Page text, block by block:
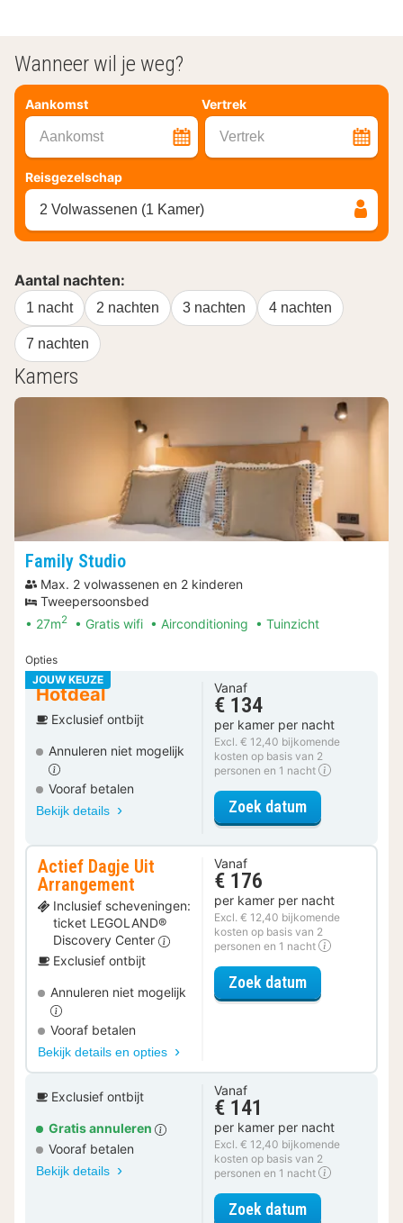
Wanneer wil je weg?
Aankomst Vertrek
Aankomst Vertrek
Reisgezelschap
2 Volwassenen (1 Kamer)
Aantal nachten:
1 nacht 2 nachten 3 nachten 4 nachten
7 nachten
Kamers
Family Studio
Max. 2 volwassenen en 2 kinderen
Tweepersoonsbed
27m2 Gratis wifi Airconditioning Tuinzicht
Opties
JOUW KEUZE
Hotdeal
Exclusief ontbijt
Annuleren niet mogelijk
Vooraf betalen
Bekijk details
Vanaf
€ 134
per kamer per nacht
Excl. € 12,40 bijkomende
kosten op basis van 2
personen en 1 nacht
Zoek datumvoor Family
Actief Dagje Uit
Arrangement
Inclusief scheveningen:
ticket LEGOLAND®
Discovery Center
Exclusief ontbijt
Annuleren niet mogelijk
Vooraf betalen
Bekijk details en opties
Vanaf
€ 176
per kamer per nacht
Excl. € 12,40 bijkomende
kosten op basis van 2
personen en 1 nacht
Zoek datumvoor Actief
Exclusief ontbijt
Gratis annuleren
Vooraf betalen
Bekijk details
Vanaf
€ 141
per kamer per nacht
Excl. € 12,40 bijkomende
kosten op basis van 2
personen en 1 nacht
Zoek datumvoor Family